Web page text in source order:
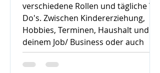
verschiedene Rollen und tägliche To
Do's. Zwischen Kindererziehung,
Hobbies, Terminen, Haushalt und
deinem Job/ Business oder auch
deiner Zeit für dich, ist es oft sehr
schwer die Perspektive für die